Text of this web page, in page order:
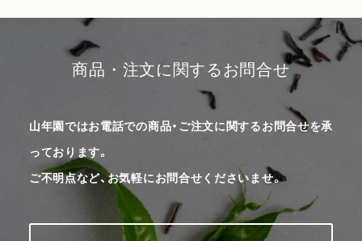
商品・注文に関するお問合せ
山年園ではお電話での商品・ご注文に関するお問合せを承
っております。
ご不明点など、お気軽にお問合せくださいませ。